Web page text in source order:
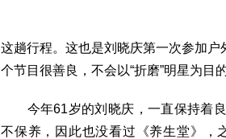
这趟行程。这也是刘晓庆第一次参加
个节目很善良，不会以“折磨”明星为目
今年61岁的刘晓庆，一直保持着良
不保养，因此也没看过《养生堂》，